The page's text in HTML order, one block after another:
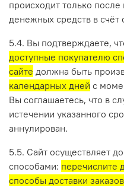
происходит только
денежных средств в счёт
5.4. Вы подтверждаете,
доступные покупателю
сайте должна быть
календарных дней с
Вы соглашаетесь, что в
истечении указанного
аннулирован.
5.5. Сайт осуществляет
способами: перечислите
способы доставки заказов